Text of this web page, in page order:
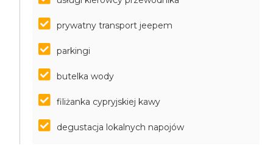
prywatny transport jeepem
parkingi
butelka wody
filiżanka cypryjskiej kawy
degustacja lokalnych napojów